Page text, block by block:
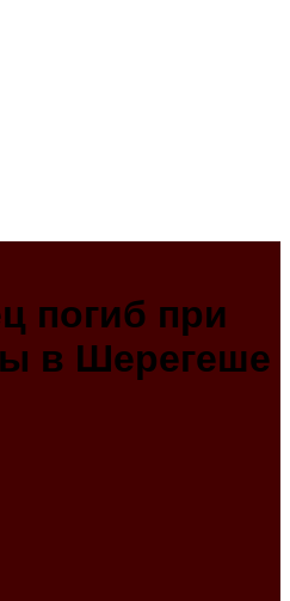
погиб при
в Шерегеше